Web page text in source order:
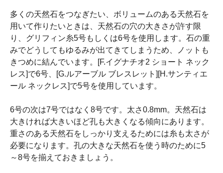
多くの天然石をつなぎたい、ボリュームのある天然石を
用いて作りたいときは、天然石の穴の大きさが許す限
り、グリフィン糸5号もしくは6号を使用します。石の重
みでどうしてもゆるみが出てきてしまうため、ノットも
きつめに結んでいます。[F.イグナチオ2 ショート ネック
レス]で6号、[G.ルアーブル ブレスレット][H.サンティエ
ール ネックレス]で5号を使用しています。
6号の次は7号ではなく8号です。太さ0.8mm。天然石は
大きければ大きいほど孔も大きくなる傾向にあります。
重さのある天然石をしっかり支えるためには糸も太さが
必要になります。孔の大きな天然石を使う時のために5
～8号を揃えておきましょう。